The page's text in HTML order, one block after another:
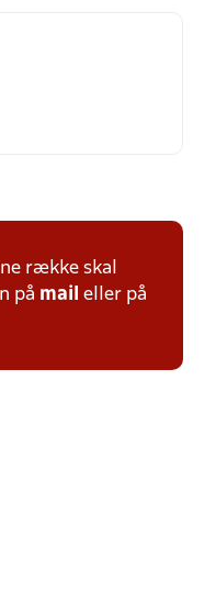
række skal
på mail eller på